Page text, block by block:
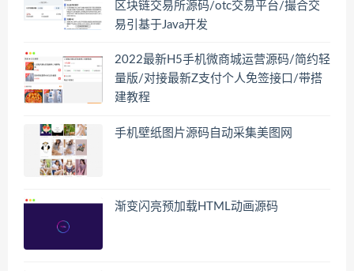
区块链交易所源码/otc交易平台/撮合交
易引基于Java开发
2022最新H5手机微商城运营源码/简约轻
量版/对接最新Z支付个人免签接口/带搭
建教程
手机壁纸图片源码自动采集美图网
渐变闪亮预加载HTML动画源码